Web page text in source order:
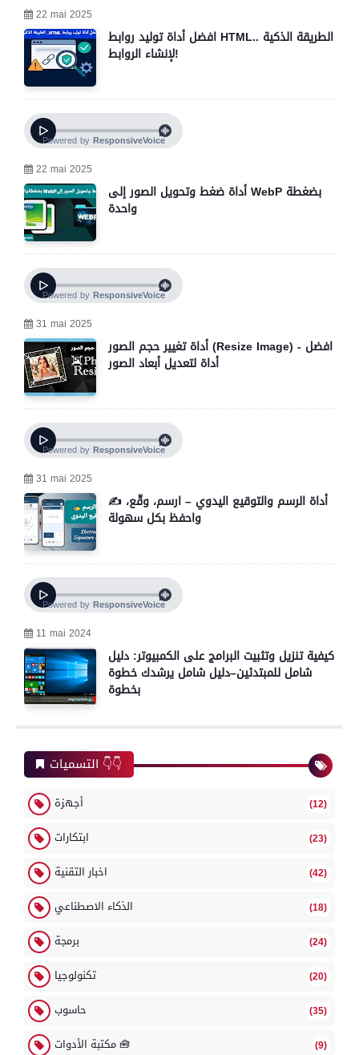
22 mai 2025
افضل أداة توليد روابط HTML.. الطريقة الذكية
لإنشاء الروابط!
22 mai 2025
أداة ضغط وتحويل الصور إلى WebP بضغطة
واحدة
31 mai 2025
أداة تغيير حجم الصور (Resize Image) - افضل
أداة لتعديل أبعاد الصور
31 mai 2025
✍️ أداة الرسم والتوقيع اليدوي – ارسم، وقّع،
واحفظ بكل سهولة
11 mai 2024
كيفية تنزيل وتثبيت البرامج على الكمبيوتر: دليل
شامل للمبتدئين–دليل شامل يرشدك خطوة
بخطوة
التسميات 👇👇
أجهزة (12)
ابتكارات (23)
اخبار التقنية (42)
الذكاء الاصطناعي (18)
برمجة (24)
تكنولوجيا (20)
حاسوب (35)
مكتبة الأدوات 🧰 (9)